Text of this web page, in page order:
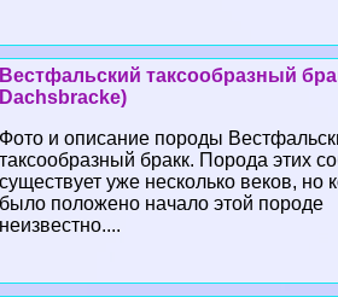
Вестфальский таксообразный
Dachsbracke)
Фото и описание породы
таксообразный бpaкк. Порода этих
существует уже несколько веков, но
было положено начало этой породе
неизвестно....